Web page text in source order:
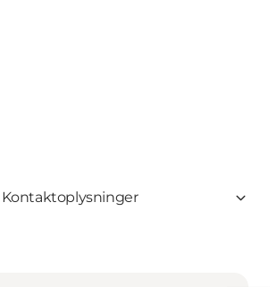
Kontaktoplysninger